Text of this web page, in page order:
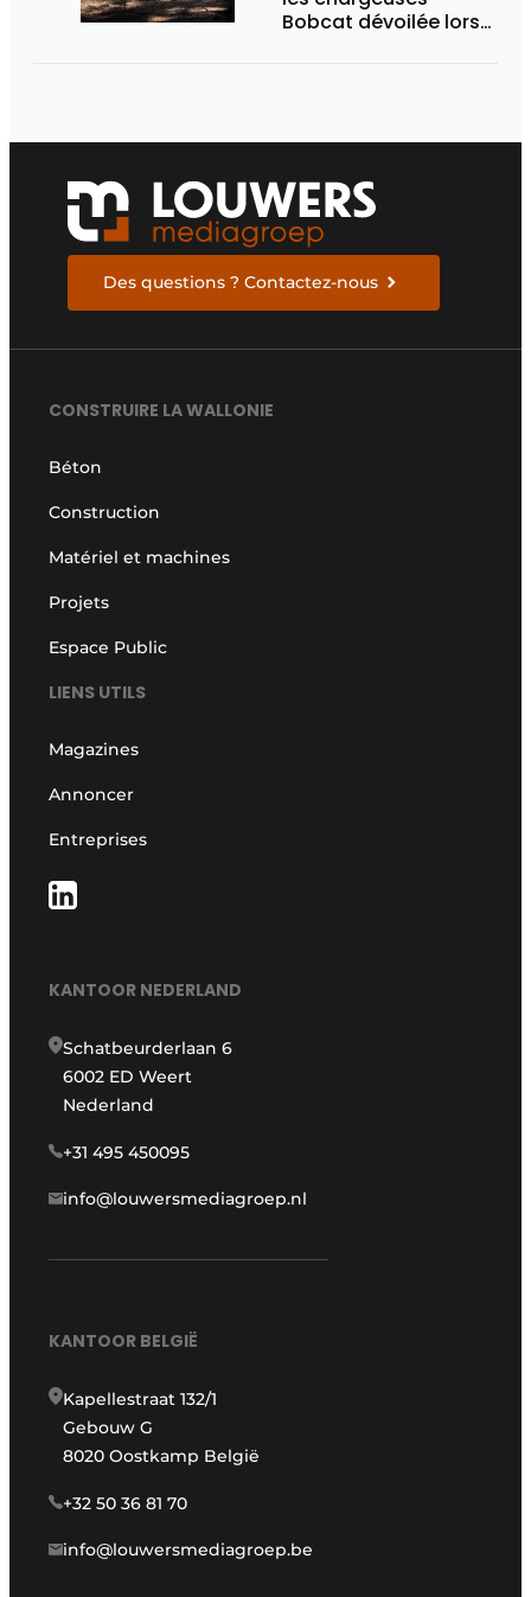
Bobcat dévoilée lors
Des questions ? Contactez-nous
CONSTRUIRE LA WALLONIE
Béton
Construction
Matériel et machines
Projets
Espace Public
LIENS UTILS
Magazines
Annoncer
Entreprises
KANTOOR NEDERLAND
Schatbeurderlaan 6
6002 ED Weert
Nederland
+31 495 450095
info@louwersmediagroep.nl
KANTOOR BELGIË
Kapellestraat 132/1
Gebouw G
8020 Oostkamp België
+32 50 36 81 70
info@louwersmediagroep.be